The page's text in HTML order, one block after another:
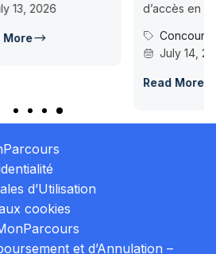
d’accès en L1 pour...
Concours Post-Bac
July 14, 2026
d’Utilisation
cookies
et d’Annulation –